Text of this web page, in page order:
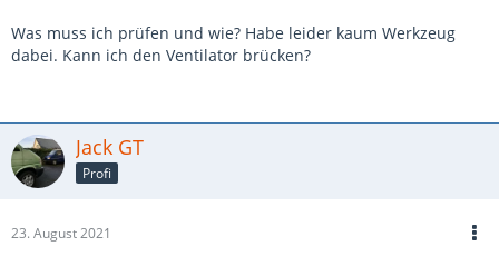
Was muss ich prüfen und wie? Habe leider kaum Werkzeug
dabei. Kann ich den Ventilator brücken?
Jack GT
Profi
23. August 2021